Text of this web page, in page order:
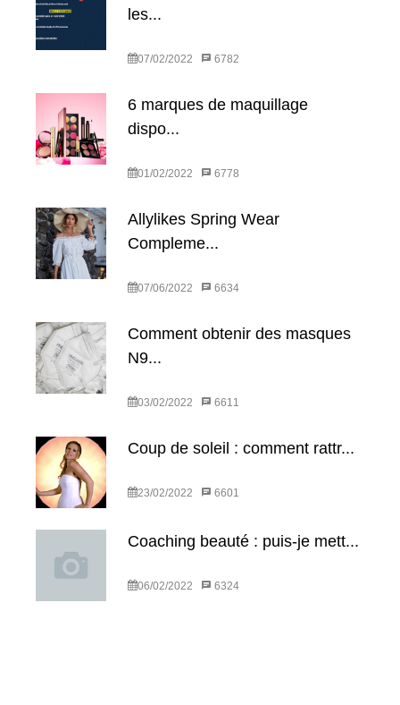
les...
07/02/2022 6782
6 marques de maquillage
dispo...
01/02/2022 6778
Allylikes Spring Wear
Compleme...
07/06/2022 6634
Comment obtenir des masques
N9...
03/02/2022 6611
Coup de soleil : comment rattr...
23/02/2022 6601
Coaching beauté : puis-je mett...
06/02/2022 6324